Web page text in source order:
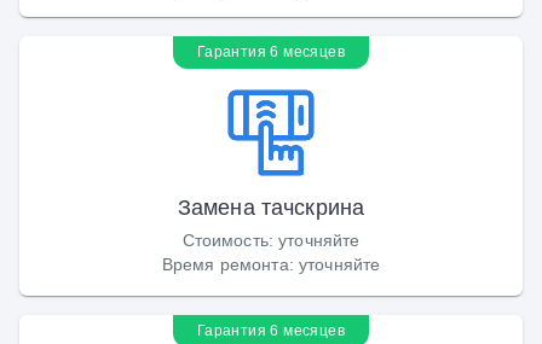
Гарантия 6 месяцев
Замена тачскрина
Стоимость:уточняйте
Время ремонта: уточняйте
Гарантия 6 месяцев